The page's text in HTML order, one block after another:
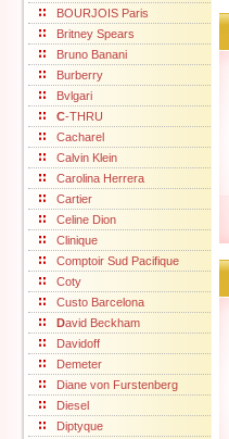
BOURJOIS Paris
Britney Spears
Bruno Banani
Burberry
Bvlgari
C-THRU
Cacharel
Calvin Klein
Carolina Herrera
Cartier
Celine Dion
Clinique
Comptoir Sud Pacifique
Coty
Custo Barcelona
David Beckham
Davidoff
Demeter
Diane von Furstenberg
Diesel
Diptyque